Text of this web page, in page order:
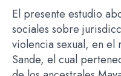
El presente estudio
sociales sobre
violencia sexual, en
Sande, el cual